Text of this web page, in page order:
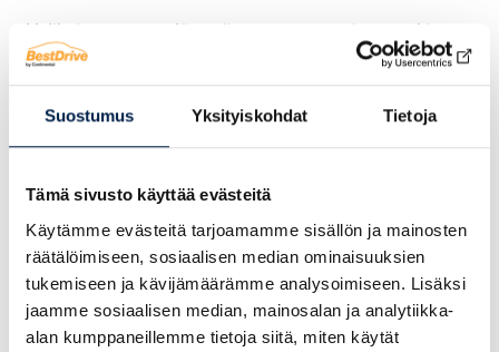
Suostumus Yksityiskohdat Tietoja
Tämä sivusto käyttää evästeitä
Käytämme evästeitä tarjoamamme sisällön ja mainosten
räätälöimiseen, sosiaalisen median ominaisuuksien
tukemiseen ja kävijämäärämme analysoimiseen. Lisäksi
jaamme sosiaalisen median, mainosalan ja analytiikka-
alan kumppaneillemme tietoja siitä, miten käytät
Valikoimastamme löytyvät tunnetut premium-merkit
sekä kustannustehokkaat vaihtoehdot eri hintaluokissa.
Näin voit tarjota omille asiakkaillesi oikean tuotteen
oikeaan käyttötarkoitukseen – budjetista tinkimättä.
renkaat tukkuasiakkaille
nopeasti ja luotettavasti.
Raskaan kaluston renkaiden saatavuus on kriittinen
tekijä kuljetusliikkeille ja kalustonhallintayrityksille.
Tarjoamme: